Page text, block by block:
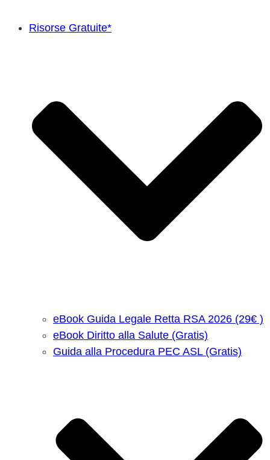
Risorse Gratuite*
eBook Guida Legale Retta RSA 2026 (29€ )
eBook Diritto alla Salute (Gratis)
Guida alla Procedura PEC ASL (Gratis)